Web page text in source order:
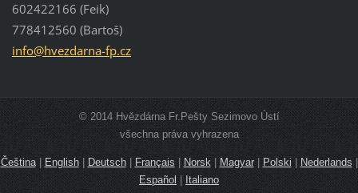
602422166 (Feik)
778412560 (Bartoš)
info@hvezdarna-fp.cz
© 2014 Hvězdárna Fr.Pešty Sezimovo Ústí
všechna práva vyhrazena
Čeština| English|Deutsch| Français | Norsk| Magyar| Polski Nederlands |
Español
| Italiano